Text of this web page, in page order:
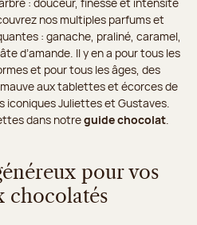
nos multiples parfums et
: ganache, praliné, caramel,
d’amande. Il y en a pour tous les
et pour tous les âges, des
aux tablettes et écorces de
iconiques Juliettes et Gustaves.
dans notreguide chocolat.
pour vos
chocolatés